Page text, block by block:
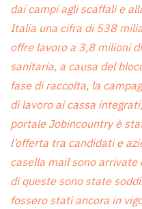
dai campi agli scaffali e
Italia una cifra di 538
offre lavoro a 3,8 milioni
sanitaria, a causa del
fase di raccolta, la
di lavoro ai cassa
portale Jobincountry è
l’offerta tra candidati e
casella mail sono
di queste sono state
fossero stati ancora in